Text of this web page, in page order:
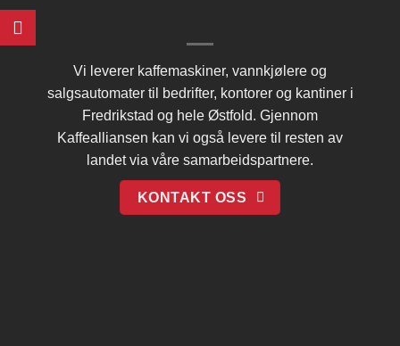
Vi leverer kaffemaskiner, vannkjølere og
salgsautomater til bedrifter, kontorer og kantiner i
Fredrikstad og hele Østfold. Gjennom
Kaffealliansen kan vi også levere til resten av
landet via våre samarbeidspartnere.
KONTAKT OSS